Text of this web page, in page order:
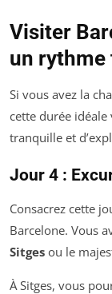
Visiter
un
Si vous avez la
cette durée
tranquille et
Jour 4 :
Consacrez cette
Barcelone. Vous
Sitges ou le
À Sitges, vous